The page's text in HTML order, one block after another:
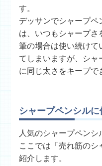
す。
デッサンでシャープペ
は、いつもシャープさ
筆の場合は使い続けて
てしまいますが、シャ
に同じ太さをキープで
シャープペンシルに
人気のシャープペンシ
ここでは「売れ筋のシ
紹介します。